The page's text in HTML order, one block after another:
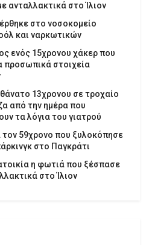
ανταλλακτικά στο Ίλιον
στο νοσοκομείο
και ναρκωτικών
ενός 15χρονου χάκερ που
προσωπικά στοιχεία
13χρονου σε τροχαίο
από την ημέρα που
τα λόγια του γιατρού
59χρονο που ξυλοκόπησε
στο Παγκράτι
η φωτιά που ξέσπασε
στο Ίλιον